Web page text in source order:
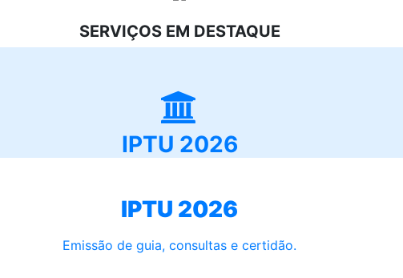
SERVIÇOS EM DESTAQUE
IPTU 2026
IPTU 2026
Emissão de guia, consultas e certidão.